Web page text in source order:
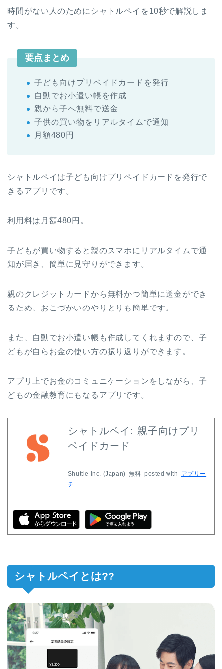
時間がない人のためにシャトルペイを10秒で解説しま
す。
要点まとめ
子ども向けプリペイドカードを発行
自動でお小遣い帳を作成
親から子へ無料で送金
子供の買い物をリアルタイムで通知
月額480円
シャトルペイは子ども向けプリペイドカードを発行で
きるアプリです。
利用料は月額480円。
子どもが買い物すると親のスマホにリアルタイムで通
知が届き、簡単に見守りができます。
親のクレジットカードから無料かつ簡単に送金ができ
るため、おこづかいのやりとりも簡単です。
また、自動でお小遣い帳も作成してくれますので、子
どもが自らお金の使い方の振り返りができます。
アプリ上でお金のコミュニケーションをしながら、子
どもの金融教育にもなるアプリです。
シャトルペイ: 親子向けプリ
ペイドカード
Shuttle Inc. (Japan) 無料 posted with
アプリー
チ
シャトルペイとは??